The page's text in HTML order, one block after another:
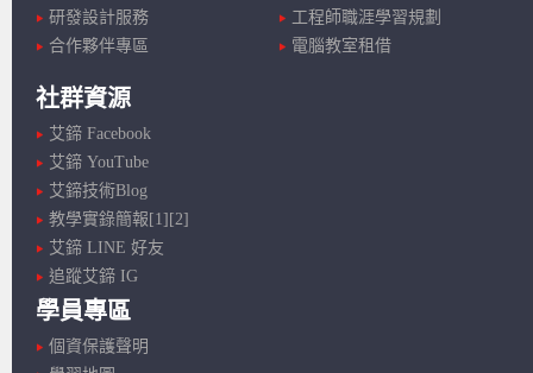
研發設計服務
合作夥伴專區
工程師職涯學習規劃
電腦教室租借
社群資源
艾鍗 Facebook
艾鍗 YouTube
艾鍗技術Blog
教學實錄簡報[1] [2]
艾鍗 LINE 好友
追蹤艾鍗 IG
學員專區
個資保護聲明